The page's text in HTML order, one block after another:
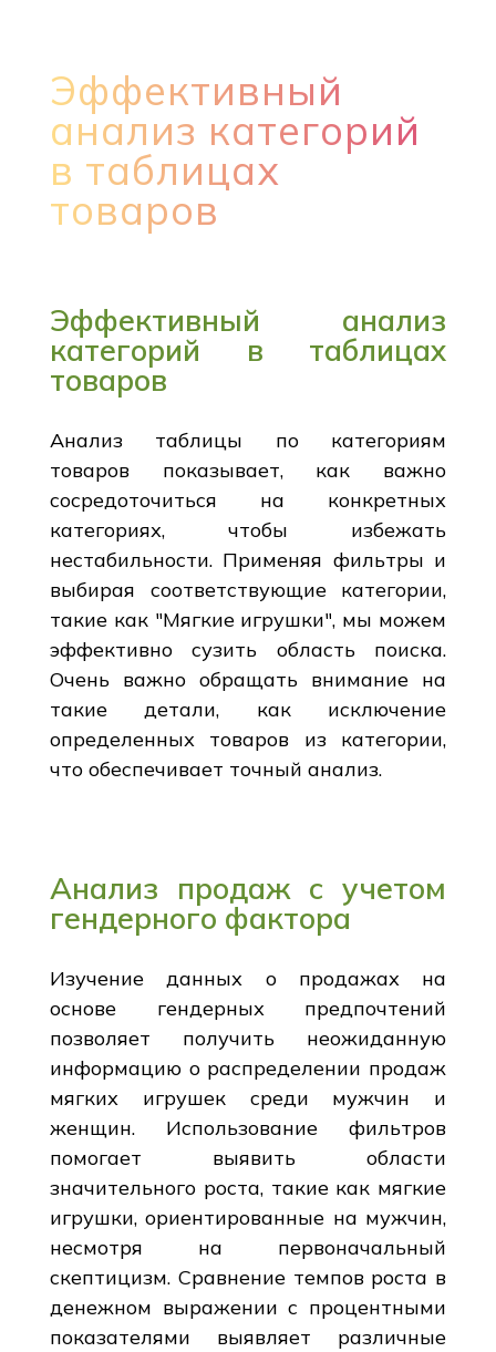
Эффективный
анализ категорий
в таблицах
товаров
Эффективный анализ
категорий в таблицах
товаров
Анализ таблицы по категориям
товаров показывает, как важно
сосредоточиться на конкретных
категориях, чтобы избежать
нестабильности. Применяя фильтры и
выбирая соответствующие категории,
такие как "Мягкие игрушки", мы можем
эффективно сузить область поиска.
Очень важно обращать внимание на
такие детали, как исключение
определенных товаров из категории,
что обеспечивает точный анализ.
Анализ продаж с учетом
гендерного фактора
Изучение данных о продажах на
основе гендерных предпочтений
позволяет получить неожиданную
информацию о распределении продаж
мягких игрушек среди мужчин и
женщин. Использование фильтров
помогает выявить области
значительного роста, такие как мягкие
игрушки, ориентированные на мужчин,
несмотря на первоначальный
скептицизм. Сравнение темпов роста в
денежном выражении с процентными
показателями выявляет различные